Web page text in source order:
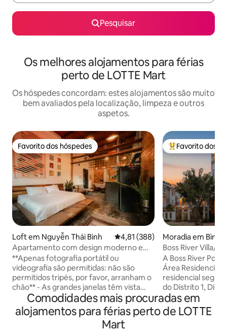
Pesquisar
Os melhores alojamentos para férias
perto de LOTTE Mart
Os hóspedes concordam: estes alojamentos são muito
bem avaliados pela localização, limpeza e outros
aspetos.
Favorito dos hóspedes
Favorito dos hóspedes
Loft em Nguyễn Thái Bình Classificação média de 4,81 em
4,81 (388)
Apartamento com design moderno e
detalhes retrô deslumbrantes
**Apenas fotografia portátil ou
videografia são permitidas: não são
permitidos tripés, por favor, arranham o
chão** - As grandes janelas têm vista
para uma rua arborizada de tamarindo e
do outro lado da arquitetura da era
colonial francesa a poucos passos do
coração da cidade mais vibrante do
Favoritos dos
Favorito dos
Moradia em Bình
Boss River Villa/
piso/KTV/
A Boss River Pool
Área Residencial
residencial
do Distrito 1,
convenientes. A
num luxuoso
tetos altos, pisos
Comodidades mais procuradas em
alojamentos para férias perto de LOTTE
Mart